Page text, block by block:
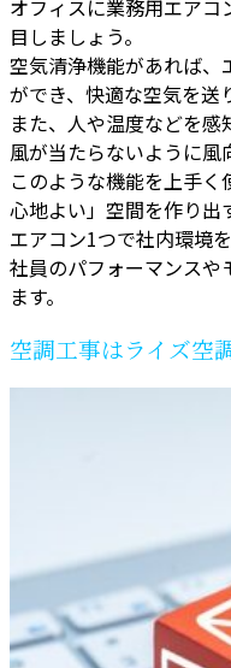
オフィスに業務用エア
目しましょう。
空気清浄機能があれば、
ができ、快適な空気を送
また、人や温度などを
風が当たらないように風
このような機能を上手
心地よい」空間を作り出
エアコン1つで社内環境
社員のパフォーマンスや
ます。
空調工事はライズ空